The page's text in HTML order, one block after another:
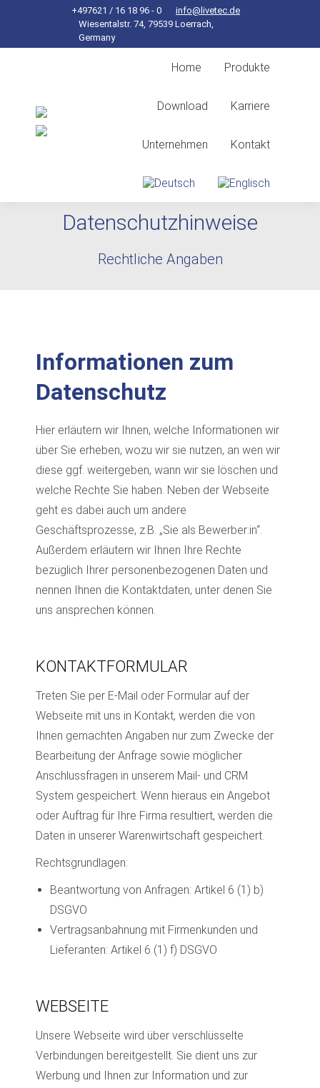
+497621 / 16 18 96 - 0
info@livetec.de
Wiesentalstr. 74, 79539 Loerrach,
Germany
Home Produkte
Download Karriere
Unternehmen Kontakt
Datenschutzhinweise
Rechtliche Angaben
Informationen zum
Datenschutz
Hier erläutern wir Ihnen, welche Informationen wir
über Sie erheben, wozu wir sie nutzen, an wen wir
diese ggf. weitergeben, wann wir sie löschen und
welche Rechte Sie haben. Neben der Webseite
geht es dabei auch um andere
Geschäftsprozesse, z.B. „Sie als Bewerber:in“.
Außerdem erläutern wir Ihnen Ihre Rechte
bezüglich Ihrer personenbezogenen Daten und
nennen Ihnen die Kontaktdaten, unter denen Sie
uns ansprechen können.
KONTAKTFORMULAR
Treten Sie per E-Mail oder Formular auf der
Webseite mit uns in Kontakt, werden die von
Ihnen gemachten Angaben nur zum Zwecke der
Bearbeitung der Anfrage sowie möglicher
Anschlussfragen in unserem Mail- und CRM
System gespeichert. Wenn hieraus ein Angebot
oder Auftrag für Ihre Firma resultiert, werden die
Daten in unserer Warenwirtschaft gespeichert.
Rechtsgrundlagen:
Beantwortung von Anfragen: Artikel 6 (1) b)
DSGVO
Vertragsanbahnung mit Firmenkunden und
Lieferanten: Artikel 6 (1) f) DSGVO
WEBSEITE
Unsere Webseite wird über verschlüsselte
Verbindungen bereitgestellt. Sie dient uns zur
Werbung und Ihnen zur Information und zur